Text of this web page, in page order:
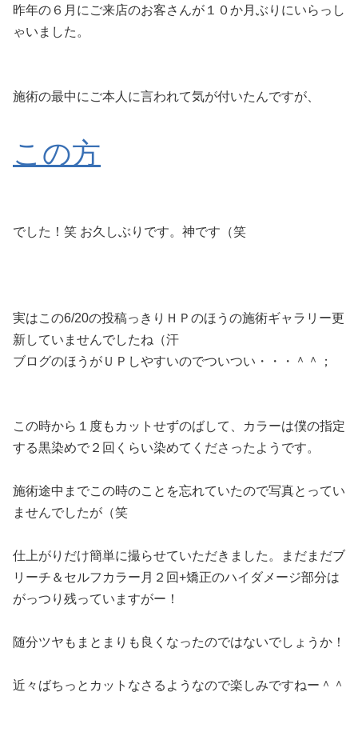
昨年の６月にご来店のお客さんが１０か月ぶりにいらっし
ゃいました。
施術の最中にご本人に言われて気が付いたんですが、
この方
でした！笑 お久しぶりです。神です（笑
実はこの6/20の投稿っきりＨＰのほうの施術ギャラリー更
新していませんでしたね（汗
ブログのほうがＵＰしやすいのでついつい・・・＾＾；
この時から１度もカットせずのばして、カラーは僕の指定
する黒染めで２回くらい染めてくださったようです。
施術途中までこの時のことを忘れていたので写真とってい
ませんでしたが（笑
仕上がりだけ簡単に撮らせていただきました。まだまだブ
リーチ＆セルフカラー月２回+矯正のハイダメージ部分は
がっつり残っていますがー！
随分ツヤもまとまりも良くなったのではないでしょうか！
近々ばちっとカットなさるようなので楽しみですねー＾＾